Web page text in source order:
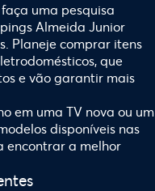
uma pesquisa
Almeida Junior
Planeje comprar itens
que
e vão garantir mais
em uma TV nova ou um
disponíveis nas
encontrar a melhor